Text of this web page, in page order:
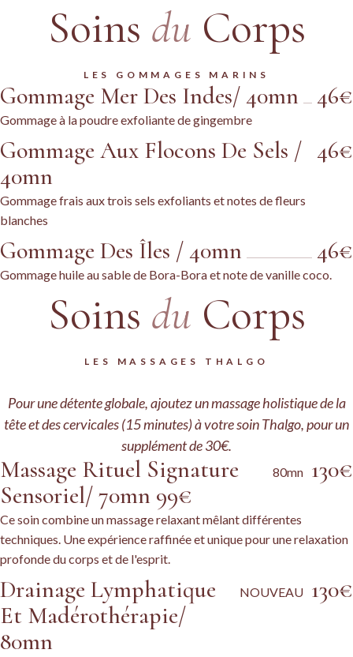
Soins du Corps
LES GOMMAGES MARINS
Gommage Mer Des Indes/ 40mn 46€
Gommage à la poudre exfoliante de gingembre
Gommage Aux Flocons De Sels /
40mn
46€
Gommage frais aux trois sels exfoliants et notes de fleurs
blanches
Gommage Des Îles / 40mn 46€
Gommage huile au sable de Bora-Bora et note de vanille coco.
Soins du Corps
LES MASSAGES THALGO
Pour une détente globale, ajoutez un massage holistique de la
tête et des cervicales (15 minutes) à votre soin Thalgo, pour un
supplément de 30€.
Massage Rituel Signature
Sensoriel/ 70mn 99€
80mn 130€
Ce soin combine un massage relaxant mêlant différentes
techniques. Une expérience raffinée et unique pour une relaxation
profonde du corps et de l'esprit.
Drainage Lymphatique
Et Madérothérapie/
80mn
NOUVEAU 130€